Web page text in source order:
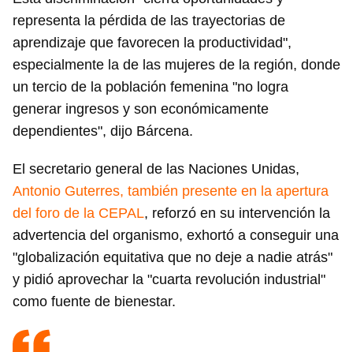
representa la pérdida de las trayectorias de
aprendizaje que favorecen la productividad",
especialmente la de las mujeres de la región, donde
un tercio de la población femenina "no logra
generar ingresos y son económicamente
dependientes", dijo Bárcena.
El secretario general de las Naciones Unidas,
Antonio Guterres, también presente en la apertura
del foro de la CEPAL, reforzó en su intervención la
advertencia del organismo, exhortó a conseguir una
"globalización equitativa que no deje a nadie atrás"
y pidió aprovechar la "cuarta revolución industrial"
como fuente de bienestar.